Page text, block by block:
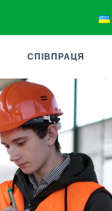
СПІВПРАЦЯ